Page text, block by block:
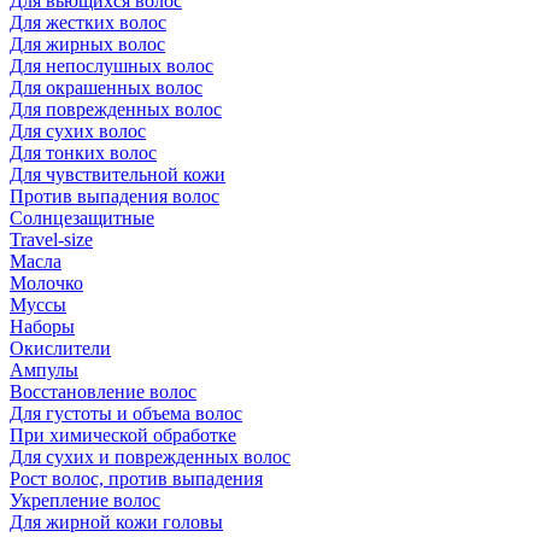
Для жестких волос
Для жирных волос
Для непослушных волос
Для окрашенных волос
Для поврежденных волос
Для сухих волос
Для тонких волос
Для чувствительной кожи
Против выпадения волос
Солнцезащитные
Travel-size
Масла
Молочко
Муссы
Наборы
Окислители
Ампулы
Восстановление волос
Для густоты и объема волос
При химической обработке
Для сухих и поврежденных волос
Рост волос, против выпадения
Укрепление волос
Для жирной кожи головы